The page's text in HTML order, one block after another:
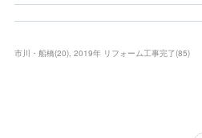
市川・船橋(20) 2019年 リフォーム工事完了(85)